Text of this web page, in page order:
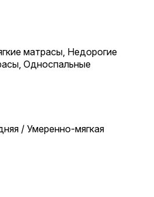
матрасы Недорогие
Односпальные
/ Умеренно-мягкая